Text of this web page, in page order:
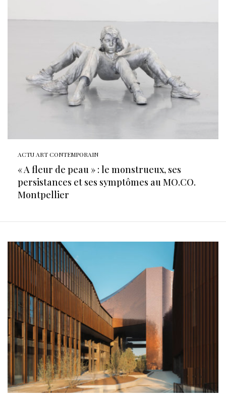
ACTU ART CONTEMPORAIN
« A fleur de peau » : le monstrueux, ses
persistances et ses symptômes au MO.CO.
Montpellier